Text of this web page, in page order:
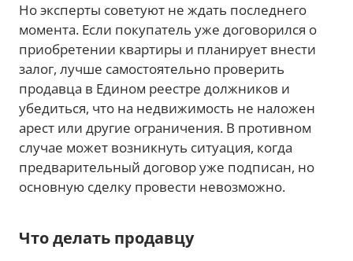
Но эксперты советуют не ждать последнего
момента. Если покупатель уже договорился о
приобретении квартиры и планирует внести
залог, лучше самостоятельно проверить
продавца в Едином реестре должников и
убедиться, что на недвижимость не наложен
арест или другие ограничения. В противном
случае может возникнуть ситуация, когда
предварительный договор уже подписан, но
основную сделку провести невозможно.
Что делать продавцу